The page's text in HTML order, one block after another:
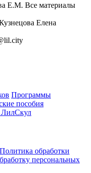
Е.М. Все материалы
Елена
Программы
пособия
ЛилСкул
Политика обработки
персональных